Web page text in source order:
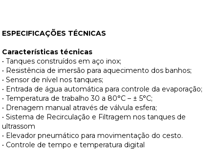
ESPECIFICAÇÕES TÉCNICAS
Características técnicas
• Tanques construídos em aço inox;
• Resistência de imersão para aquecimento dos banhos;
• Sensor de nível nos tanques;
• Entrada de água automática para controle da evaporação;
• Temperatura de trabalho 30 a 80°C – ± 5°C;
• Drenagem manual através de válvula esfera;
• Sistema de Recirculação e Filtragem nos tanques de
ultrassom
• Elevador pneumático para movimentação do cesto.
• Controle de tempo e temperatura digital